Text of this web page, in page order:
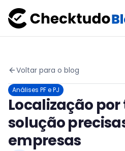
Voltar para o blog
Análises PF e PJ
Localização
solução
empresas